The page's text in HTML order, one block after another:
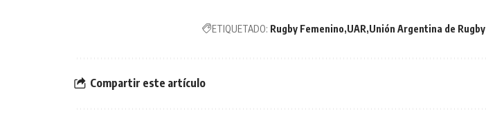
ETIQUETADO: Rugby Femenino UAR Unión Argentina de Rugby
Compartir este artículo